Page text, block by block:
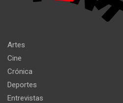
Artes
Cine
Crónica
Deportes
Entrevistas